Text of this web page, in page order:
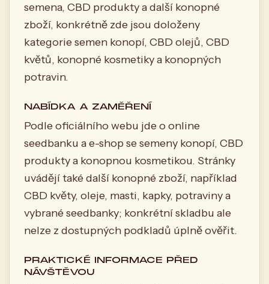
semena, CBD produkty a další konopné
zboží, konkrétně zde jsou doloženy
kategorie semen konopí, CBD olejů, CBD
květů, konopné kosmetiky a konopných
potravin.
NABÍDKA A ZAMĚŘENÍ
Podle oficiálního webu jde o online
seedbanku a e-shop se semeny konopí, CBD
produkty a konopnou kosmetikou. Stránky
uvádějí také další konopné zboží, například
CBD květy, oleje, masti, kapky, potraviny a
vybrané seedbanky; konkrétní skladbu ale
nelze z dostupných podkladů úplně ověřit.
PRAKTICKÉ INFORMACE PŘED
NÁVŠTĚVOU